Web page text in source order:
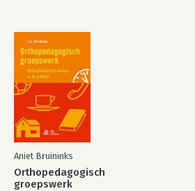
Aniet Bruininks
Orthopedagogisch
groepswerk